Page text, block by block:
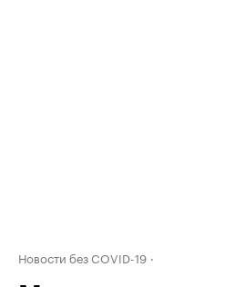
Новости без COVID-19